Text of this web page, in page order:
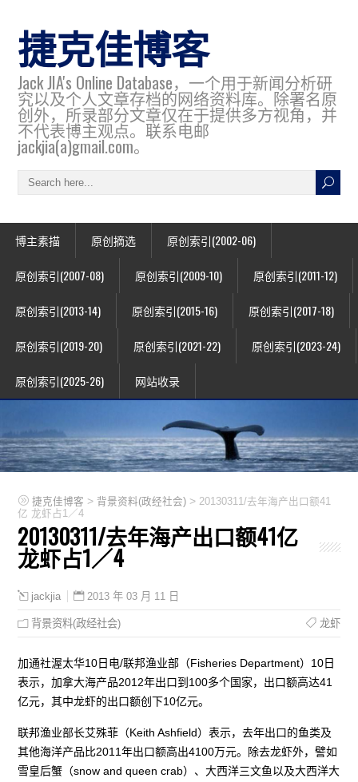
捷克佳博客
Jack JIA's Online Database，一个用于新闻分析研
究以及个人文章存档的网络资料库。除署名原
创外，所录部分文章仅在于提供多方视角，并
不代表博主观点。联系电邮
jackjia(a)gmail.com。
博主素描 原创摘选 原创索引(2002-06)
原创索引(2007-08) 原创索引(2009-10) 原创索引(2011-12)
原创索引(2013-14) 原创索引(2015-16) 原创索引(2017-18)
原创索引(2019-20) 原创索引(2021-22) 原创索引(2023-24)
原创索引(2025-26) 网站收录
捷克佳博客 > 背景资料(政经社会) > 20130311/去年海产出口额41
亿 龙虾占1／4
20130311/去年海产出口额41亿
龙虾占1／4
jackjia 2013 年 03 月 11 日
背景资料(政经社会) 龙虾
加通社渥太华10日电/联邦渔业部（Fisheries Department）10日
表示，加拿大海产品2012年出口到100多个国家，出口额高达41
亿元，其中龙虾的出口额创下10亿元。
联邦渔业部长艾殊菲（Keith Ashfield）表示，去年出口的鱼类及
其他海洋产品比2011年出口额高出4100万元。除去龙虾外，譬如
雪皇后蟹（snow and queen crab）、大西洋三文鱼以及大西洋大